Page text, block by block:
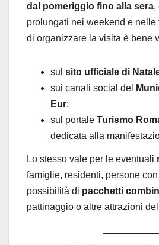
dal pomeriggio fino alla sera,
prolungati nei weekend e nelle
di organizzare la visita è bene
sul sito ufficiale di
sui canali social del
Eur;
sul portale Turismo
dedicata alla
Lo stesso vale per le eventuali
famiglie, residenti, persone
possibilità di pacchetti
pattinaggio o altre attrazioni